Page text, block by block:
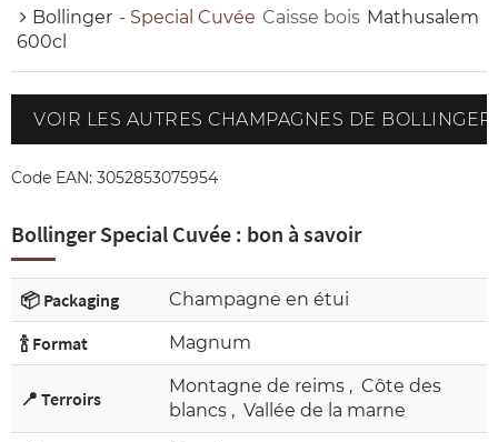
Bollinger - Special Cuvée Caisse bois Mathusalem
600cl
VOIR LES AUTRES CHAMPAGNES DE BOLLINGER
Code EAN: 3052853075954
Bollinger Special Cuvée : bon à savoir
📦 Packaging Champagne en étui
🍾 Format Magnum
📍 Terroirs
Montagne de reims , Côte des
blancs , Vallée de la marne